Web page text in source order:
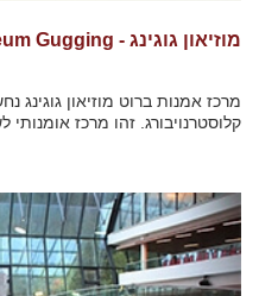
מוזיאון גוגינג - Museum Gugging
מרכז אמנות ברוט מוזיאון גוגינג
קלוסטרנויבורג. זהו מרכז אומנותי